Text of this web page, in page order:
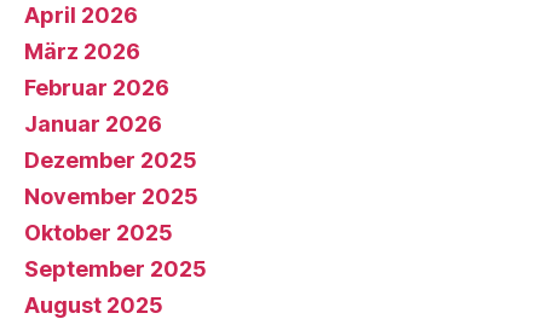
April 2026
März 2026
Februar 2026
Januar 2026
Dezember 2025
November 2025
Oktober 2025
September 2025
August 2025